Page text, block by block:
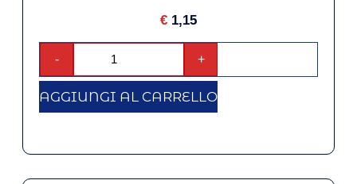
€ 1,15
- +
AGGIUNGI AL CARRELLO